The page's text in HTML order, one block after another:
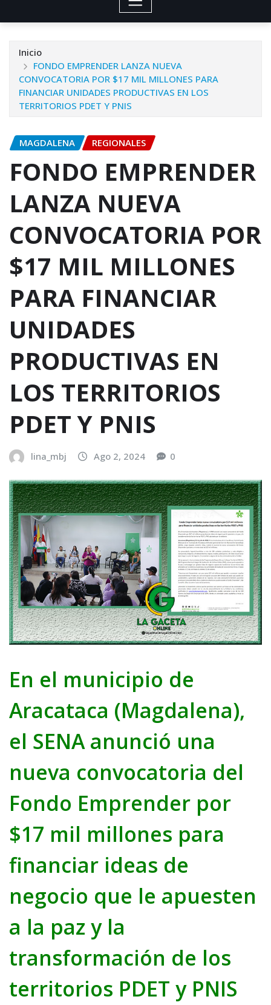
Inicio
FONDO EMPRENDER LANZA NUEVA
CONVOCATORIA POR $17 MIL MILLONES PARA
FINANCIAR UNIDADES PRODUCTIVAS EN LOS
TERRITORIOS PDET Y PNIS
MAGDALENA REGIONALES
FONDO EMPRENDER
LANZA NUEVA
CONVOCATORIA POR
$17 MIL MILLONES
PARA FINANCIAR
UNIDADES
PRODUCTIVAS EN
LOS TERRITORIOS
PDET Y PNIS
lina_mbj Ago 2, 2024 0
En el municipio de
Aracataca (Magdalena),
el SENA anunció una
nueva convocatoria del
Fondo Emprender por
$17 mil millones para
financiar ideas de
negocio que le apuesten
a la paz y la
transformación de los
territorios PDET y PNIS